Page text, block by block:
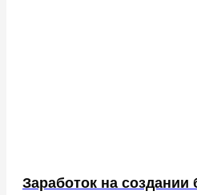
Заработок на создании